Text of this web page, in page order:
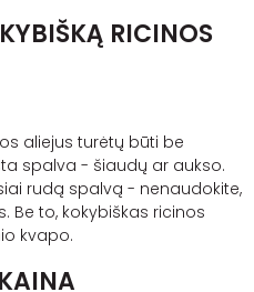
RICINOS
aliejus turėtų būti be
spalva - šiaudų ar aukso.
rudą spalvą - nenaudokite,
Be to, kokybiškas ricinos
kvapo.